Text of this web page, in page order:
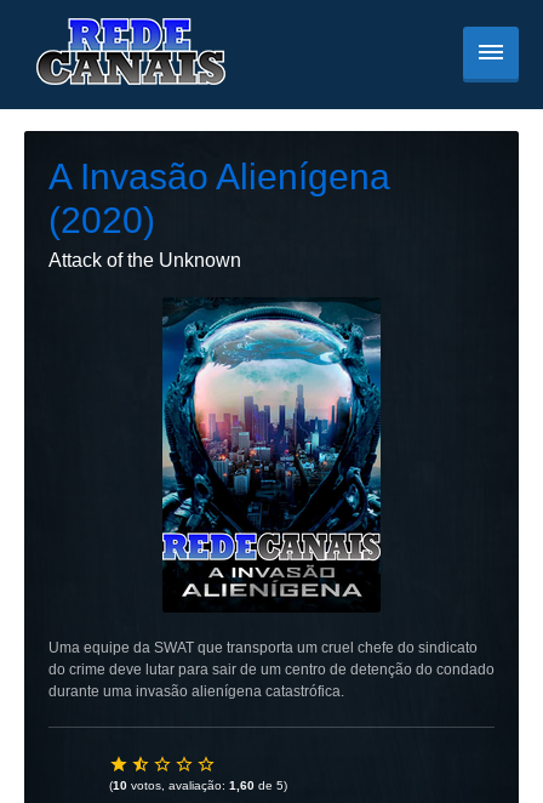
A Invasão Alienígena
(2020)
Attack of the Unknown
Uma equipe da SWAT que transporta um cruel chefe do sindicato
do crime deve lutar para sair de um centro de detenção do condado
durante uma invasão alienígena catastrófica.
(10 votos, avaliação: 1,60 de 5)